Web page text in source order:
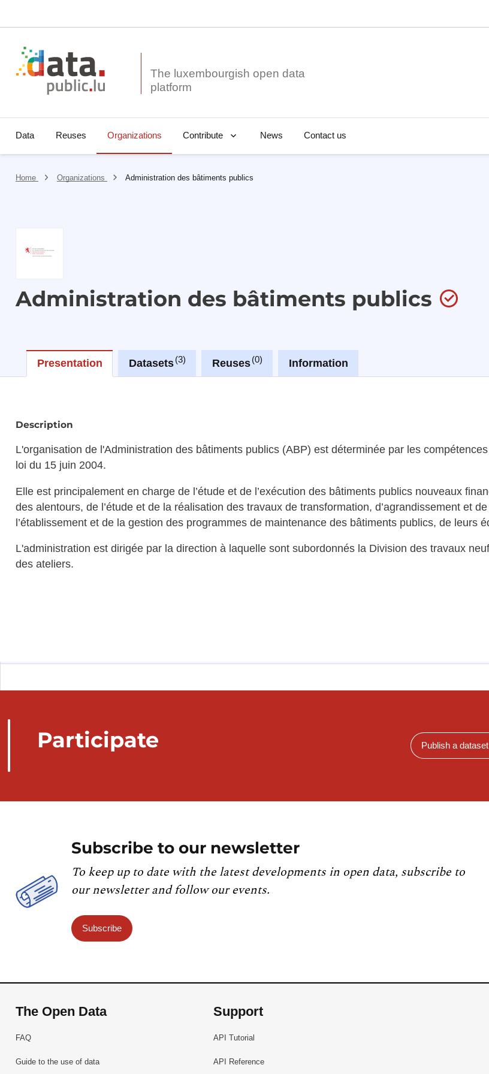
The luxembourgish open data
Data Reuses Organizations Contribute News Contact us
Home Organizations Administration des bâtiments publics
Administration des bâtiments publics
Presentation Datasets 3 Reuses 0 Information
Description
L'organisation de l'Administration des bâtiments publics (ABP) est déterminée par les
loi du 15 juin 2004.
Elle est principalement en charge de l’étude et de l’exécution des bâtiments publics nouveaux
des alentours, de l’étude et de la réalisation des travaux de transformation, d’agrandissement et
l’établissement et de la gestion des programmes de maintenance des bâtiments publics, de leurs
L'administration est dirigée par la direction à laquelle sont subordonnés la Division des travaux
des ateliers.
Participate Publish a dataset
Subscribe to our newsletter
To keep up to date with the latest developments in open data, subscribe to
our newsletter and follow our events.
Subscribe
The Open Data
FAQ
Guide to the use of data
Support
API Tutorial
API Reference